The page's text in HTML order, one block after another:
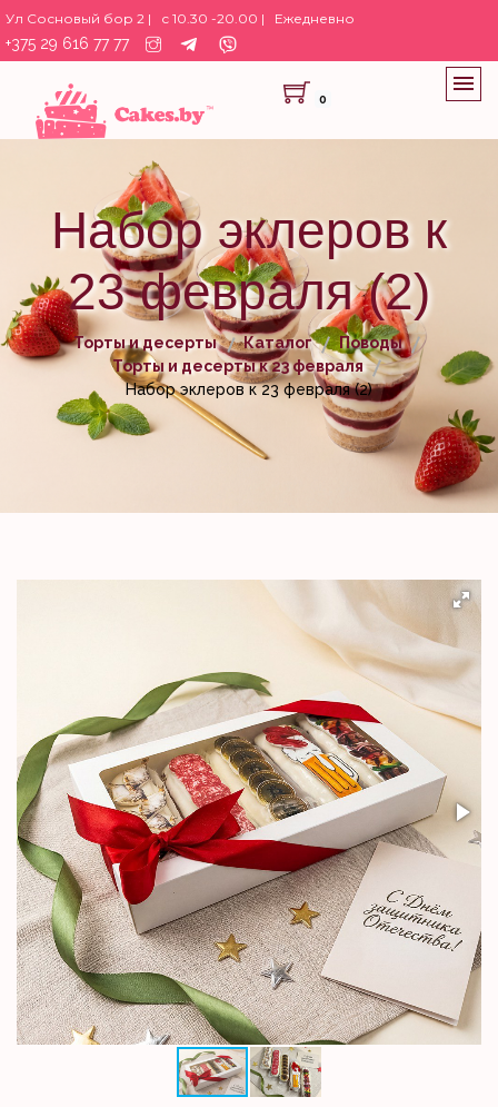
Ул Сосновый бор 2 | с 10.30 -20.00 | Ежедневно
+375 29 616 77 77
0
Набор эклеров к
23 февраля (2)
Торты и десерты Каталог
Поводы
Торты и десерты к 23 февраля
Набор эклеров к 23 февраля (2)